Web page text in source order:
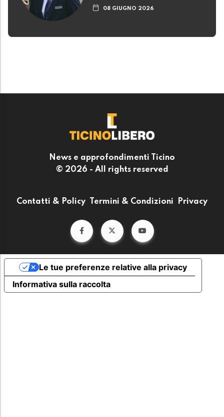
08 GIUGNO 2026
News e approfondimenti Ticino
© 2026 - All rights reserved
Contatti & Policy Termini & Condizioni Privacy
Informativa sulla raccolta
Le tue preferenze relative alla privacy